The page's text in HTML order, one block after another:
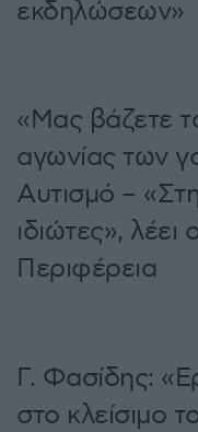
εκδηλώσεων»
«Μας βάζετε
αγωνίας των
Αυτισμό –
ιδιώτες»,
Περιφέρεια
Γ. Φασίδης:
στο κλείσιμο